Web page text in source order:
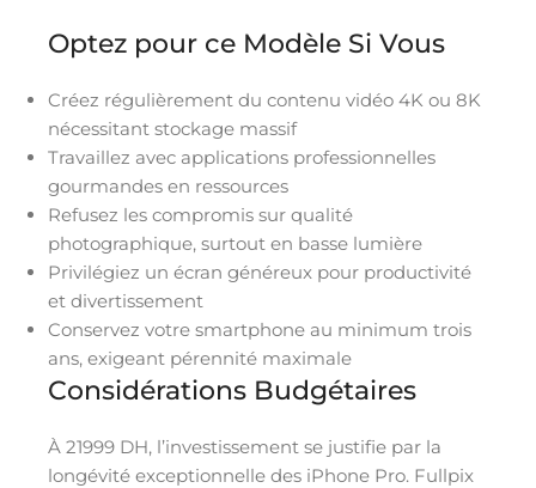
Optez pour ce Modèle Si Vous
Créez régulièrement du contenu vidéo 4K ou 8K
nécessitant stockage massif
Travaillez avec applications professionnelles
gourmandes en ressources
Refusez les compromis sur qualité
photographique, surtout en basse lumière
Privilégiez un écran généreux pour productivité
et divertissement
Conservez votre smartphone au minimum trois
ans, exigeant pérennité maximale
Considérations Budgétaires
À 21999 DH, l’investissement se justifie par la
longévité exceptionnelle des iPhone Pro. Fullpix